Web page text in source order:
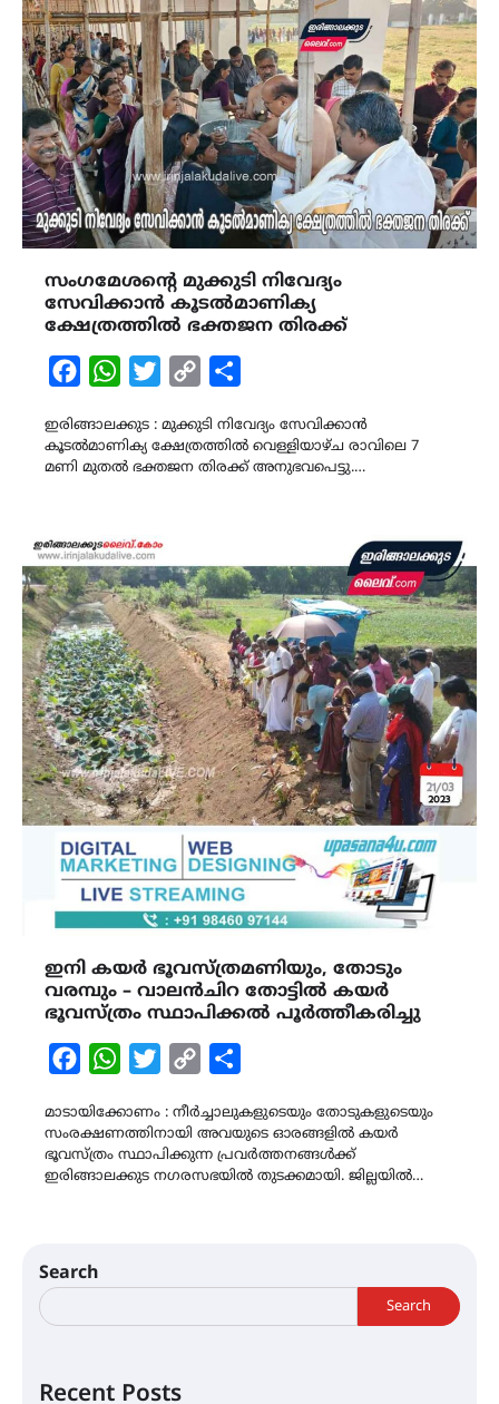
സംഗമേശന്റെ മുക്കുടി നിവേദ്യം
സേവിക്കാൻ കൂടൽമാണിക്യ
ക്ഷേത്രത്തിൽ ഭക്തജന തിരക്ക്
FacebookWhatsAppTwitterCopy
ഇരിങ്ങാലക്കുട : മുക്കുടി നിവേദ്യം സേവിക്കാൻ
കൂടൽമാണിക്യ ക്ഷേത്രത്തിൽ വെള്ളിയാഴ്ച രാവിലെ 7
മണി മുതൽ ഭക്തജന തിരക്ക് അനുഭവപെട്ടു.…
ഇനി കയർ ഭൂവസ്ത്രമണിയും, തോടും
വരമ്പും – വാലൻചിറ തോട്ടിൽ കയർ
ഭൂവസ്ത്രം സ്ഥാപിക്കൽ പൂർത്തീകരിച്ചു
FacebookWhatsAppTwitterCopy
മാടായിക്കോണം : നീർച്ചാലുകളുടെയും തോടുകളുടെയും
സംരക്ഷണത്തിനായി അവയുടെ ഓരങ്ങളിൽ കയർ
ഭൂവസ്ത്രം സ്ഥാപിക്കുന്ന പ്രവർത്തനങ്ങൾക്ക്
ഇരിങ്ങാലക്കുട നഗരസഭയിൽ തുടക്കമായി. ജില്ലയിൽ…
Search
Search
Recent Posts